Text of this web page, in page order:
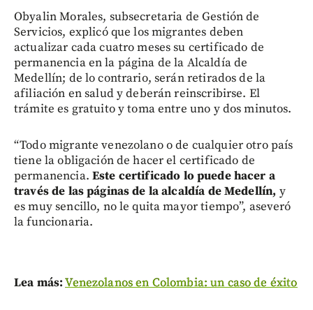
Obyalin Morales, subsecretaria de Gestión de
Servicios, explicó que los migrantes deben
actualizar cada cuatro meses su certificado de
permanencia en la página de la Alcaldía de
Medellín; de lo contrario, serán retirados de la
afiliación en salud y deberán reinscribirse. El
trámite es gratuito y toma entre uno y dos minutos.
“Todo migrante venezolano o de cualquier otro país
tiene la obligación de hacer el certificado de
permanencia. Este certificado lo puede hacer a
través de las páginas de la alcaldía de Medellín, y
es muy sencillo, no le quita mayor tiempo”, aseveró
la funcionaria.
Lea más:Venezolanos en Colombia: un caso de éxito